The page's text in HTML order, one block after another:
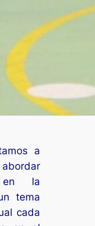
a
en la
tema
cada